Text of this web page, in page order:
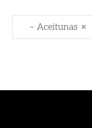
×
– Aceitunas